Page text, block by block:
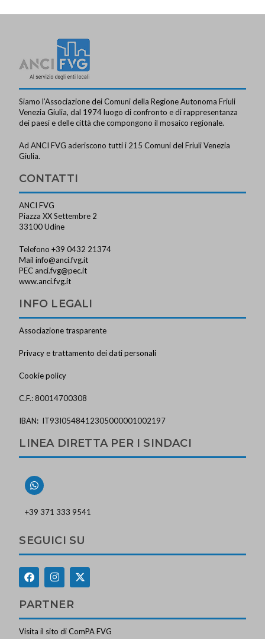
Siamo l’Associazione dei Comuni della Regione Autonoma Friuli
Venezia Giulia, dal 1974 luogo di confronto e di rappresentanza
dei paesi e delle città che compongono il mosaico regionale.
Ad ANCI FVG aderiscono tutti i 215 Comuni del Friuli Venezia
Giulia.
CONTATTI
ANCI FVG
Piazza XX Settembre 2
33100 Udine
Telefono +39 0432 21374
Mailinfo@anci.fvg.it
PEC anci.fvg@pec.it
www.anci.fvg.it
INFO LEGALI
Associazione trasparente
Privacy e trattamento dei dati personali
Cookie policy
C.F.: 80014700308
IBAN: IT93I0548412305000001002197
LINEA DIRETTA PER I SINDACI
+39 371 333 9541
SEGUICI SU
PARTNER
Visita il sito di ComPA FVG